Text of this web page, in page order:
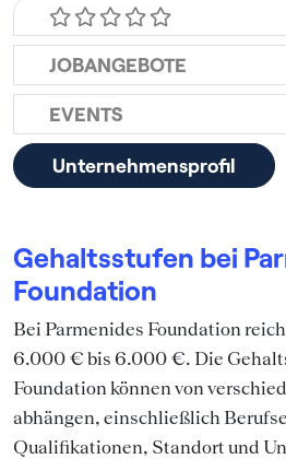
JOBANGEBOTE
EVENTS
Unternehmensprofil
Gehaltsstufen bei
Foundation
Bei Parmenides Foundation
6.000 € bis 6.000 €. Die
Foundation können von
abhängen, einschließlich
Qualifikationen, Standort und